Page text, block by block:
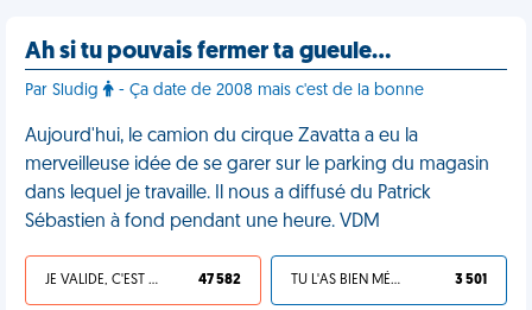
Ah si tu pouvais fermer ta gueule…
Par Sludig - Ça date de 2008 mais c'est de la bonne
Aujourd'hui, le camion du cirque Zavatta a eu la
merveilleuse idée de se garer sur le parking du magasin
dans lequel je travaille. Il nous a diffusé du Patrick
Sébastien à fond pendant une heure. VDM
JE VALIDE, C'EST UNE VDM 47 582 TU L'AS BIEN MÉRITÉ 3 501